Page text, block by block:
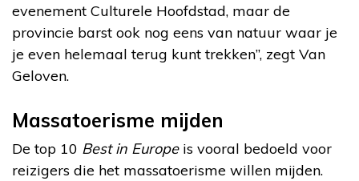
evenement Culturele Hoofdstad, maar de
provincie barst ook nog eens van natuur waar je
je even helemaal terug kunt trekken”, zegt Van
Geloven.
Massatoerisme mijden
De top 10 Best in Europeis vooral bedoeld voor
reizigers die het massatoerisme willen mijden.